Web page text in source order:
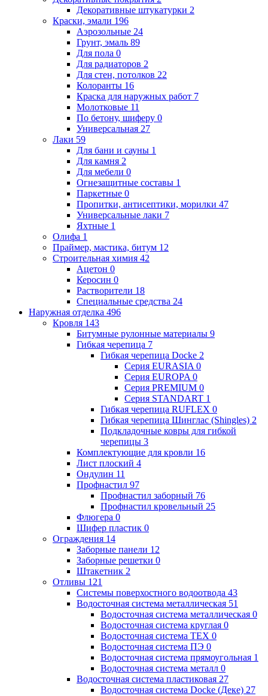
Декоративные штукатурки 2
Краски, эмали 196
Аэрозольные 24
Грунт, эмаль 89
Для пола 0
Для радиаторов 2
Для стен, потолков 22
Колоранты 16
Краска для наружных работ 7
Молотковые 11
По бетону, шиферу 0
Универсальная 27
Лаки 59
Для бани и сауны 1
Для камня 2
Для мебели 0
Огнезащитные составы 1
Паркетные 0
Пропитки, антисептики, морилки 47
Универсальные лаки 7
Яхтные 1
Олифа 1
Праймер, мастика, битум 12
Строительная химия 42
Ацетон 0
Керосин 0
Растворители 18
Специальные средства 24
Наружная отделка 496
Кровля 143
Битумные рулонные материалы 9
Гибкая черепица 7
Гибкая черепица Docke 2
Серия EURASIA 0
Серия EUROPA 0
Серия PREMIUM 0
Серия STANDART 1
Гибкая черепица RUFLEX 0
Гибкая черепица Шинглас (Shingles) 2
Подкладочные ковры для гибкой
черепицы 3
Комплектующие для кровли 16
Лист плоский 4
Ондулин 11
Профнастил 97
Профнастил заборный 76
Профнастил кровельный 25
Флюгера 0
Шифер пластик 0
Ограждения 14
Заборные панели 12
Заборные решетки 0
Штакетник 2
Отливы 121
Системы поверхостного водоотвода 43
Водосточная система металлическая 51
Водосточная система металлическая 0
Водосточная система круглая 0
Водосточная система ТЕХ 0
Водосточная система ПЭ 0
Водосточная система прямоугольная 1
Водосточная система металл 0
Водосточная система пластиковая 27
Водосточная система Docke (Деке) 27